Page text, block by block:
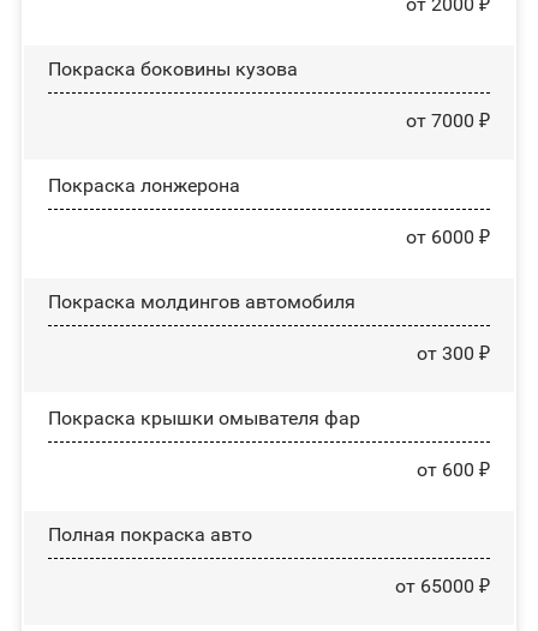
Покраска боковины кузова
от 7000 ₽
Покраска лонжерона
от 6000 ₽
Покраска молдингов автомобиля
от 300 ₽
Покраска крышки омывателя фар
от 600 ₽
Полная покраска авто
от 65000 ₽